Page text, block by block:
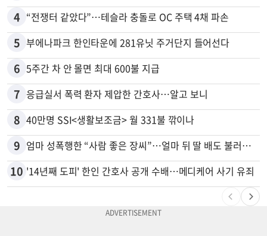
4 “전쟁터 같았다”…테슬라 충돌로 OC 주택 4채 파손
5 부에나파크 한인타운에 281유닛 주거단지 들어선다
6 5주간 차 안 몰면 최대 600불 지급
7 응급실서 폭력 환자 제압한 간호사…알고 보니
8 40만명 SSI<생활보조금> 월 331불 깎이나
9 엄마 성폭행한 “사람 좋은 장씨”…얼마 뒤 딸 배도 불러왔다
10 '14년째 도피' 한인 간호사 공개 수배…메디케어 사기 유죄